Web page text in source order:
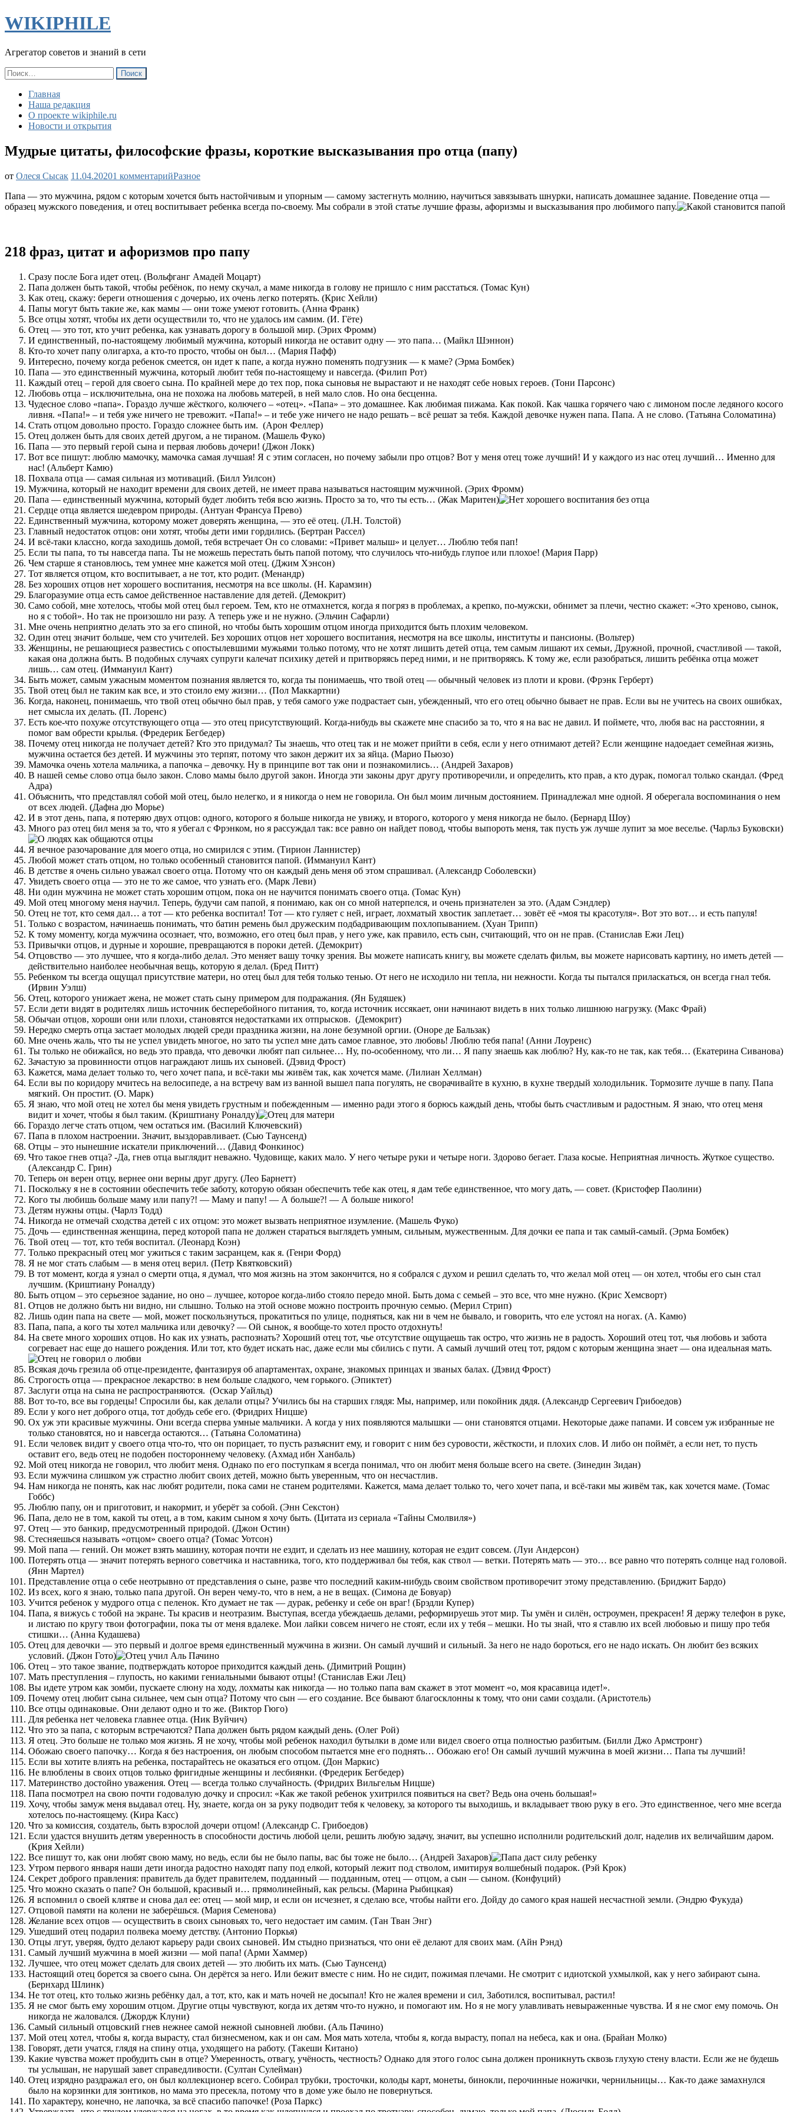
WIKIPHILE
Агрегатор советов и знаний в сети
Найти:
Главная
Наша редакция
О проекте wikiphile.ru
Новости и открытия
Мудрые цитаты, философские фразы, короткие высказывания про отца (папу)
от Олеся Сысак 11.04.20201 комментарийк
Мудрые
цитаты,
высказывания
(папу)
Разное
Папа — это мужчина, рядом с которым хочется быть настойчивым и упорным — самому застегнуть молнию, научиться завязывать шнурки, написать домашнее задание. Поведение отца —
образец мужского поведения, и отец воспитывает ребенка всегда по-своему. Мы собрали в этой статье лучшие фразы, афоризмы и высказывания про любимого папу.
218 фраз, цитат и афоризмов про папу
Сразу после Бога идет отец. (Вольфганг Амадей Моцарт)
Папа должен быть такой, чтобы ребёнок, по нему скучал, а маме никогда в голову не пришло с ним расстаться. (Томас Кун)
Как отец, скажу: береги отношения с дочерью, их очень легко потерять. (Крис Хейли)
Папы могут быть такие же, как мамы — они тоже умеют готовить. (Анна Франк)
Все отцы хотят, чтобы их дети осуществили то, что не удалось им самим. (И. Гёте)
Отец — это тот, кто учит ребенка, как узнавать дорогу в большой мир. (Эрих Фромм)
И единственный, по-настоящему любимый мужчина, который никогда не оставит одну — это папа… (Майкл Шэннон)
Кто-то хочет папу олигарха, а кто-то просто, чтобы он был… (Мария Пафф)
Интересно, почему когда ребенок смеется, он идет к папе, а когда нужно поменять подгузник — к маме? (Эрма Бомбек)
Папа — это единственный мужчина, который любит тебя по-настоящему и навсегда. (Филип Рот)
Каждый отец – герой для своего сына. По крайней мере до тех пор, пока сыновья не вырастают и не находят себе новых героев. (Тони Парсонс)
Любовь отца – исключительна, она не похожа на любовь матерей, в ней мало слов. Но она бесценна.
Чудесное слово «папа». Гораздо лучше жёсткого, колючего – «отец». «Папа» – это домашнее. Как любимая пижама. Как покой. Как чашка горячего чаю с лимоном после ледяного косого
ливня. «Папа!» – и тебя уже ничего не тревожит. «Папа!» – и тебе уже ничего не надо решать – всё решат за тебя. Каждой девочке нужен папа. Папа. А не слово. (Татьяна Соломатина)
Стать отцом довольно просто. Гораздо сложнее быть им. (Арон Феллер)
Отец должен быть для своих детей другом, а не тираном. (Машель Фуко)
Папа — это первый герой сына и первая любовь дочери! (Джон Локк)
Вот все пишут: люблю мамочку, мамочка самая лучшая! Я с этим согласен, но почему забыли про отцов? Вот у меня отец тоже лучший! И у каждого из нас отец лучший… Именно для
нас! (Альберт Камю)
Похвала отца — самая сильная из мотиваций. (Билл Уилсон)
Мужчина, который не находит времени для своих детей, не имеет права называться настоящим мужчиной. (Эрих Фромм)
Папа — единственный мужчина, который будет любить тебя всю жизнь. Просто за то, что ты есть… (Жак Маритен)
Сердце отца является шедевром природы. (Антуан Франсуа Прево)
Единственный мужчина, которому может доверять женщина, — это её отец. (Л.Н. Толстой)
Главный недостаток отцов: они хотят, чтобы дети ими гордились. (Бертран Рассел)
И всё-таки классно, когда заходишь домой, тебя встречает Он со словами: «Привет малыш» и целует… Люблю тебя пап!
Если ты папа, то ты навсегда папа. Ты не можешь перестать быть папой потому, что случилось что-нибудь глупое или плохое! (Мария Парр)
Чем старше я становлюсь, тем умнее мне кажется мой отец. (Джим Хэнсон)
Тот является отцом, кто воспитывает, а не тот, кто родит. (Менандр)
Без хороших отцов нет хорошего воспитания, несмотря на все школы. (Н. Карамзин)
Благоразумие отца есть самое действенное наставление для детей. (Демокрит)
Само собой, мне хотелось, чтобы мой отец был героем. Тем, кто не отмахнется, когда я погряз в проблемах, а крепко, по-мужски, обнимет за плечи, честно скажет: «Это хреново, сынок,
но я с тобой». Но так не произошло ни разу. А теперь уже и не нужно. (Эльчин Сафарли)
Мне очень неприятно делать это за его спиной, но чтобы быть хорошим отцом иногда приходится быть плохим человеком.
Один отец значит больше, чем сто учителей. Без хороших отцов нет хорошего воспитания, несмотря на все школы, институты и пансионы. (Вольтер)
Женщины, не решающиеся развестись с опостылевшими мужьями только потому, что не хотят лишить детей отца, тем самым лишают их семьи, Дружной, прочной, счастливой — такой,
какая она должна быть. В подобных случаях супруги калечат психику детей и притворяясь перед ними, и не притворяясь. К тому же, если разобраться, лишить ребёнка отца может
лишь… сам отец. (Иммануил Кант)
Быть может, самым ужасным моментом познания является то, когда ты понимаешь, что твой отец — обычный человек из плоти и крови. (Фрэнк Герберт)
Твой отец был не таким как все, и это стоило ему жизни… (Пол Маккартни)
Когда, наконец, понимаешь, что твой отец обычно был прав, у тебя самого уже подрастает сын, убежденный, что его отец обычно бывает не прав. Если вы не учитесь на своих ошибках,
нет смысла их делать. (П. Лоренс)
Есть кое-что похуже отсутствующего отца — это отец присутствующий. Когда-нибудь вы скажете мне спасибо за то, что я на вас не давил. И поймете, что, любя вас на расстоянии, я
помог вам обрести крылья. (Фредерик Бегбедер)
Почему отец никогда не получает детей? Кто это придумал? Ты знаешь, что отец так и не может прийти в себя, если у него отнимают детей? Если женщине надоедает семейная жизнь,
мужчина остается без детей. И мужчины это терпят, потому что закон держит их за яйца. (Марио Пьюзо)
Мамочка очень хотела мальчика, а папочка – девочку. Ну в принципе вот так они и познакомились… (Андрей Захаров)
В нашей семье слово отца было закон. Слово мамы было другой закон. Иногда эти законы друг другу противоречили, и определить, кто прав, а кто дурак, помогал только скандал. (Фред
Адра)
Объяснить, что представлял собой мой отец, было нелегко, и я никогда о нем не говорила. Он был моим личным достоянием. Принадлежал мне одной. Я оберегала воспоминания о нем
от всех людей. (Дафна дю Морье)
И в этот день, папа, я потеряю двух отцов: одного, которого я больше никогда не увижу, и второго, которого у меня никогда не было. (Бернард Шоу)
Много раз отец бил меня за то, что я убегал с Фрэнком, но я рассуждал так: все равно он найдет повод, чтобы выпороть меня, так пусть уж лучше лупит за мое веселье. (Чарльз Буковски)
Я вечное разочарование для моего отца, но смирился с этим. (Тирион Ланнистер)
Любой может стать отцом, но только особенный становится папой. (Иммануил Кант)
В детстве я очень сильно уважал своего отца. Потому что он каждый день меня об этом спрашивал. (Александр Соболевски)
Увидеть своего отца — это не то же самое, что узнать его. (Марк Леви)
Ни один мужчина не может стать хорошим отцом, пока он не научится понимать своего отца. (Томас Кун)
Мой отец многому меня научил. Теперь, будучи сам папой, я понимаю, как он со мной натерпелся, и очень признателен за это. (Адам Сэндлер)
Отец не тот, кто семя дал… а тот — кто ребенка воспитал! Тот — кто гуляет с ней, играет, лохматый хвостик заплетает… зовёт её «моя ты красотуля». Вот это вот… и есть папуля!
Только с возрастом, начинаешь понимать, что батин ремень был дружеским подбадривающим похлопыванием. (Хуан Трипп)
К тому моменту, когда мужчина осознает, что, возможно, его отец был прав, у него уже, как правило, есть сын, считающий, что он не прав. (Станислав Ежи Лец)
Привычки отцов, и дурные и хорошие, превращаются в пороки детей. (Демокрит)
Отцовство — это лучшее, что я когда-либо делал. Это меняет вашу точку зрения. Вы можете написать книгу, вы можете сделать фильм, вы можете нарисовать картину, но иметь детей —
действительно наиболее необычная вещь, которую я делал. (Бред Питт)
Ребенком ты всегда ощущал присутствие матери, но отец был для тебя только тенью. От него не исходило ни тепла, ни нежности. Когда ты пытался приласкаться, он всегда гнал тебя.
(Ирвин Уэлш)
Отец, которого унижает жена, не может стать сыну примером для подражания. (Ян Будяшек)
Если дети видят в родителях лишь источник бесперебойного питания, то, когда источник иссякает, они начинают видеть в них только лишнюю нагрузку. (Макс Фрай)
Обычаи отцов, хороши они или плохи, становятся недостатками их отпрысков. (Демокрит)
Нередко смерть отца застает молодых людей среди праздника жизни, на лоне безумной оргии. (Оноре де Бальзак)
Мне очень жаль, что ты не успел увидеть многое, но зато ты успел мне дать самое главное, это любовь! Люблю тебя папа! (Анни Лоуренс)
Ты только не обижайся, но ведь это правда, что девочки любят пап сильнее… Ну, по-особенному, что ли… Я папу знаешь как люблю? Ну, как-то не так, как тебя… (Екатерина Сиванова)
Зачастую за провинности отцов награждают лишь их сыновей. (Дэвид Фрост)
Кажется, мама делает только то, чего хочет папа, и всё-таки мы живём так, как хочется маме. (Лилиан Хеллман)
Если вы по коридору мчитесь на велосипеде, а на встречу вам из ванной вышел папа погулять, не сворачивайте в кухню, в кухне твердый холодильник. Тормозите лучше в папу. Папа
мягкий. Он простит. (О. Марк)
Я знаю, что мой отец не хотел бы меня увидеть грустным и побежденным — именно ради этого я борюсь каждый день, чтобы быть счастливым и радостным. Я знаю, что отец меня
видит и хочет, чтобы я был таким. (Криштиану Роналду)
Гораздо легче стать отцом, чем остаться им. (Василий Ключевский)
Папа в плохом настроении. Значит, выздоравливает. (Сью Таунсенд)
Отцы – это нынешние искатели приключений… (Давид Фонкинос)
Что такое гнев отца? -Да, гнев отца выглядит неважно. Чудовище, каких мало. У него четыре руки и четыре ноги. Здорово бегает. Глаза косые. Неприятная личность. Жуткое существо.
(Александр С. Грин)
Теперь он верен отцу, вернее они верны друг другу. (Лео Барнетт)
Поскольку я не в состоянии обеспечить тебе заботу, которую обязан обеспечить тебе как отец, я дам тебе единственное, что могу дать, — совет. (Кристофер Паолини)
Кого ты любишь больше маму или папу?! — Маму и папу! — А больше?! — А больше никого!
Детям нужны отцы. (Чарлз Тодд)
Никогда не отмечай сходства детей с их отцом: это может вызвать неприятное изумление. (Машель Фуко)
Дочь — единственная женщина, перед которой папа не должен стараться выглядеть умным, сильным, мужественным. Для дочки ее папа и так самый-самый. (Эрма Бомбек)
Твой отец — тот, кто тебя воспитал. (Леонард Коэн)
Только прекрасный отец мог ужиться с таким засранцем, как я. (Генри Форд)
Я не мог стать слабым — в меня отец верил. (Петр Квятковский)
В тот момент, когда я узнал о смерти отца, я думал, что моя жизнь на этом закончится, но я собрался с духом и решил сделать то, что желал мой отец — он хотел, чтобы его сын стал
лучшим. (Криштиану Роналду)
Быть отцом – это серьезное задание, но оно – лучшее, которое когда-либо стояло передо мной. Быть дома с семьей – это все, что мне нужно. (Крис Хемсворт)
Отцов не должно быть ни видно, ни слышно. Только на этой основе можно построить прочную семью. (Мерил Стрип)
Лишь один папа на свете — мой, может поскользнуться, прокатиться по улице, подняться, как ни в чем не бывало, и говорить, что еле устоял на ногах. (А. Камю)
Папа, папа, а кого ты хотел мальчика или девочку? — Ой сынок, я вообще-то хотел просто отдохнуть!
На свете много хороших отцов. Но как их узнать, распознать? Хороший отец тот, чье отсутствие ощущаешь так остро, что жизнь не в радость. Хороший отец тот, чья любовь и забота
согревает нас еще до нашего рождения. Или тот, кто будет искать нас, даже если мы сбились с пути. А самый лучший отец тот, рядом с которым женщина знает — она идеальная мать.
Всякая дочь грезила об отце-президенте, фантазируя об апартаментах, охране, знакомых принцах и званых балах. (Дэвид Фрост)
Строгость отца — прекрасное лекарство: в нем больше сладкого, чем горького. (Эпиктет)
Заслуги отца на сына не распространяются. (Оскар Уайльд)
Вот то-то, все вы гордецы! Спросили бы, как делали отцы? Учились бы на старших глядя: Мы, например, или покойник дядя. (Александр Сергеевич Грибоедов)
Если у кого нет доброго отца, тот добудь себе его. (Фридрих Ницше)
Ох уж эти красивые мужчины. Они всегда сперва умные мальчики. А когда у них появляются малышки — они становятся отцами. Некоторые даже папами. И совсем уж избранные не
только становятся, но и навсегда остаются… (Татьяна Соломатина)
Если человек видит у своего отца что-то, что он порицает, то пусть разъяснит ему, и говорит с ним без суровости, жёсткости, и плохих слов. И либо он поймёт, а если нет, то пусть
оставит его, ведь отец не подобен постороннему человеку. (Ахмад ибн Ханбаль)
Мой отец никогда не говорил, что любит меня. Однако по его поступкам я всегда понимал, что он любит меня больше всего на свете. (Зинедин Зидан)
Если мужчина слишком уж страстно любит своих детей, можно быть уверенным, что он несчастлив.
Нам никогда не понять, как нас любят родители, пока сами не станем родителями. Кажется, мама делает только то, чего хочет папа, и всё-таки мы живём так, как хочется маме. (Томас
Гоббс)
Люблю папу, он и приготовит, и накормит, и уберёт за собой. (Энн Секстон)
Папа, дело не в том, какой ты отец, а в том, каким сыном я хочу быть. (Цитата из сериала «Тайны Смолвиля»)
Отец — это банкир, предусмотренный природой. (Джон Остин)
Стесняешься называть «отцом» своего отца? (Томас Уотсон)
Мой папа — гений. Он может взять машину, которая почти не ездит, и сделать из нее машину, которая не ездит совсем. (Луи Андерсон)
Потерять отца — значит потерять верного советчика и наставника, того, кто поддерживал бы тебя, как ствол — ветки. Потерять мать — это… все равно что потерять солнце над головой.
(Янн Мартел)
Представление отца о себе неотрывно от представления о сыне, разве что последний каким-нибудь своим свойством противоречит этому представлению. (Бриджит Бардо)
Из всех, кого я знаю, только папа другой. Он верен чему-то, что в нем, а не в вещах. (Симона де Бовуар)
Учится ребенок у мудрого отца с пеленок. Кто думает не так — дурак, ребенку и себе он враг! (Брэдли Купер)
Папа, я вижусь с тобой на экране. Ты красив и неотразим. Выступая, всегда убеждаешь делами, реформируешь этот мир. Ты умён и силён, остроумен, прекрасен! Я держу телефон в руке,
и листаю по кругу твои фотографии, пока ты от меня вдалеке. Мои лайки совсем ничего не стоят, если их у тебя – мешки. Но ты знай, что я ставлю их всей любовью и пишу про тебя
стишки… (Анна Кудашева)
Отец для девочки — это первый и долгое время единственный мужчина в жизни. Он самый лучший и сильный. За него не надо бороться, его не надо искать. Он любит без всяких
условий. (Джон Гото)
Отец ‒ это такое звание, подтверждать которое приходится каждый день. (Димитрий Рощин)
Мать преступления – глупость, но какими гениальными бывают отцы! (Станислав Ежи Лец)
Вы идете утром как зомби, пускаете слюну на ходу, лохматы как никогда — но только папа вам скажет в этот момент «о, моя красавица идет!».
Почему отец любит сына сильнее, чем сын отца? Потому что сын — его создание. Все бывают благосклонны к тому, что они сами создали. (Аристотель)
Все отцы одинаковые. Они делают одно и то же. (Виктор Гюго)
Для ребенка нет человека главнее отца. (Ник Вуйчич)
Что это за папа, с которым встречаются? Папа должен быть рядом каждый день. (Олег Рой)
Я отец. Это больше не только моя жизнь. Я не хочу, чтобы мой ребенок находил бутылки в доме или видел своего отца полностью разбитым. (Билли Джо Армстронг)
Обожаю своего папочку… Когда я без настроения, он любым способом пытается мне его поднять… Обожаю его! Он самый лучший мужчина в моей жизни… Папа ты лучший!
Если вы хотите влиять на ребенка, постарайтесь не оказаться его отцом. (Дон Маркис)
Не влюблены в своих отцов только фригидные женщины и лесбиянки. (Фредерик Бегбедер)
Материнство достойно уважения. Отец — всегда только случайность. (Фридрих Вильгельм Ницше)
Папа посмотрел на свою почти годовалую дочку и спросил: «Как же такой ребенок ухитрился появиться на свет? Ведь она очень большая!»
Хочу, чтобы замуж меня выдавал отец. Ну, знаете, когда он за руку подводит тебя к человеку, за которого ты выходишь, и вкладывает твою руку в его. Это единственное, чего мне всегда
хотелось по-настоящему. (Кира Касс)
Что за комиссия, создатель, быть взрослой дочери отцом! (Александр С. Грибоедов)
Если удастся внушить детям уверенность в способности достичь любой цели, решить любую задачу, значит, вы успешно исполнили родительский долг, наделив их величайшим даром.
(Крия Хейли)
Все пишут то, как они любят свою маму, но ведь, если бы не было папы, вас бы тоже не было… (Андрей Захаров)
Утром первого января наши дети иногда радостно находят папу под елкой, который лежит под стволом, имитируя волшебный подарок. (Рэй Крок)
Секрет доброго правления: правитель да будет правителем, подданный — подданным, отец — отцом, а сын — сыном. (Конфуций)
Что можно сказать о папе? Он большой, красивый и… прямолинейный, как рельсы. (Марина Рыбицкая)
Я вспомнил о своей клятве и снова дал ее: отец — мой мир, и если он исчезнет, я сделаю все, чтобы найти его. Дойду до самого края нашей несчастной земли. (Эндрю Фукуда)
Отцовой памяти на колени не заберёшься. (Мария Семенова)
Желание всех отцов — осуществить в своих сыновьях то, чего недостает им самим. (Тан Тван Энг)
Ушедший отец подарил полвека моему детству. (Антонио Поркья)
Отцы лгут, уверяя, будто делают карьеру ради своих сыновей. Им стыдно признаться, что они её делают для своих мам. (Айн Рэнд)
Самый лучший мужчина в моей жизни — мой папа! (Арми Хаммер)
Лучшее, что отец может сделать для своих детей — это любить их мать. (Сью Таунсенд)
Настоящий отец борется за своего сына. Он дерётся за него. Или бежит вместе с ним. Но не сидит, пожимая плечами. Не смотрит с идиотской ухмылкой, как у него забирают сына.
(Бернхард Шлинк)
Не тот отец, кто только жизнь ребёнку дал, а тот, кто, как и мать ночей не досыпал! Кто не жалея времени и сил, Заботился, воспитывал, растил!
Я не смог быть ему хорошим отцом. Другие отцы чувствуют, когда их детям что-то нужно, и помогают им. Но я не могу улавливать невыраженные чувства. И я не смог ему помочь. Он
никогда не жаловался. (Джордж Клуни)
Самый сильный отцовский гнев нежнее самой нежной сыновней любви. (Аль Пачино)
Мой отец хотел, чтобы я, когда вырасту, стал бизнесменом, как и он сам. Моя мать хотела, чтобы я, когда вырасту, попал на небеса, как и она. (Брайан Молко)
Говорят, дети учатся, глядя на спину отца, уходящего на работу. (Такеши Китано)
Какие чувства может пробудить сын в отце? Умеренность, отвагу, учёность, честность? Однако для этого голос сына должен проникнуть сквозь глухую стену власти. Если же не будешь
ты услышан, не нарушай завет справедливости. (Султан Сулейман)
Отец изрядно раздражал его, он был коллекционер всего. Собирал трубки, тросточки, колоды карт, монеты, бинокли, перочинные ножички, чернильницы… Как-то даже замахнулся
было на корзинки для зонтиков, но мама это пресекла, потому что в доме уже было не повернуться.
По характеру, конечно, не лапочка, за всё спасибо папочке! (Роза Паркс)